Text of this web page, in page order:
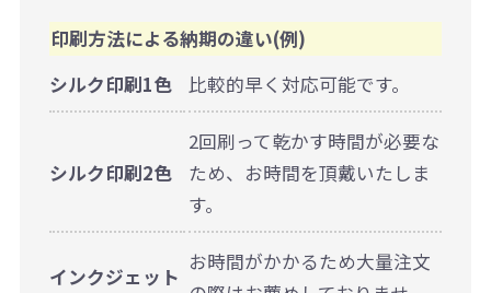
印刷方法による納期の違い(例)
シルク印刷1色
比較的早く対応可能です。
シルク印刷2色
2回刷って乾かす時間が必要な
ため、お時間を頂戴いたしま
す。
インクジェット
お時間がかかるため大量注文